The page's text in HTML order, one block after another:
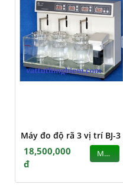
Máy đo độ rã 3 vị trí BJ-3
18,500,000
đ
MUA